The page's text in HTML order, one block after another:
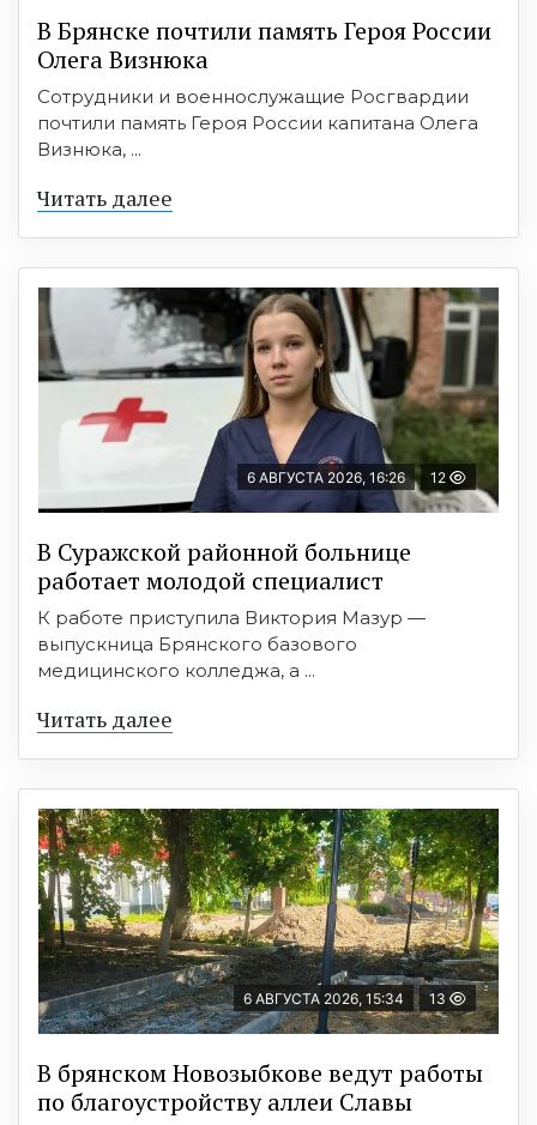
В Брянске почтили память Героя России
Олега Визнюка
Сотрудники и военнослужащие Росгвардии
почтили память Героя России капитана Олега
Визнюка, ...
Читать далее
6 АВГУСТА 2026, 16:26 12
В Суражской районной больнице
работает молодой специалист
К работе приступила Виктория Мазур —
выпускница Брянского базового
медицинского колледжа, а ...
Читать далее
6 АВГУСТА 2026, 15:34 13
В брянском Новозыбкове ведут работы
по благоустройству аллеи Славы